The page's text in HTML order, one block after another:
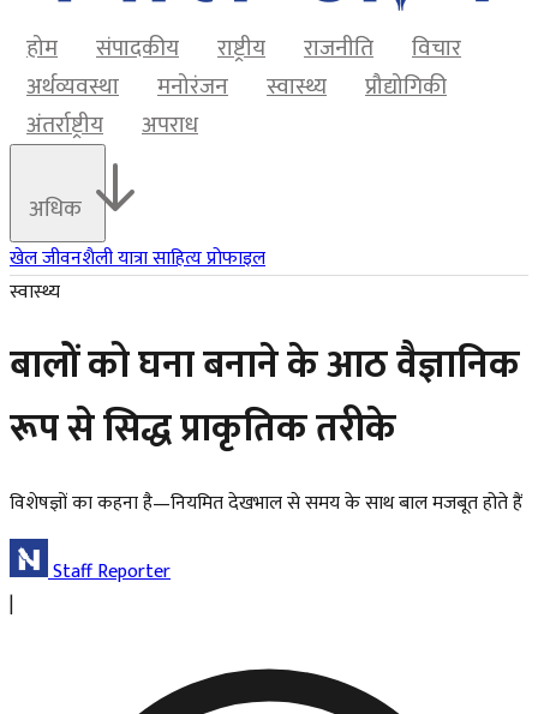
होम संपादकीय राष्ट्रीय राजनीति
विचार
अर्थव्यवस्था
मनोरंजन स्वास्थ्य
प्रौद्योगिकी
अंतर्राष्ट्रीय
अपराध
अधिक
खेलजीवनशैलीयात्रासाहित्यप्रोफाइल
स्वास्थ्य
बालों को घना बनाने के आठ वैज्ञानिक
रूप से सिद्ध प्राकृतिक तरीके
विशेषज्ञों का कहना है—नियमित देखभाल से समय के साथ बाल मजबूत होते हैं
Staff Reporter
|